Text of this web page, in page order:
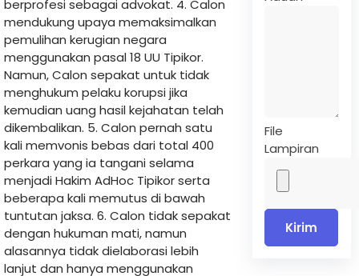
berprofesi sebagai advokat. 4. Calon
mendukung upaya memaksimalkan
pemulihan kerugian negara
menggunakan pasal 18 UU Tipikor.
Namun, Calon sepakat untuk tidak
menghukum pelaku korupsi jika
kemudian uang hasil kejahatan telah
dikembalikan. 5. Calon pernah satu
kali memvonis bebas dari total 400
perkara yang ia tangani selama
menjadi Hakim AdHoc Tipikor serta
beberapa kali memutus di bawah
tuntutan jaksa. 6. Calon tidak sepakat
dengan hukuman mati, namun
alasannya tidak dielaborasi lebih
lanjut dan hanya menggunakan
File
Lampiran
Kirim